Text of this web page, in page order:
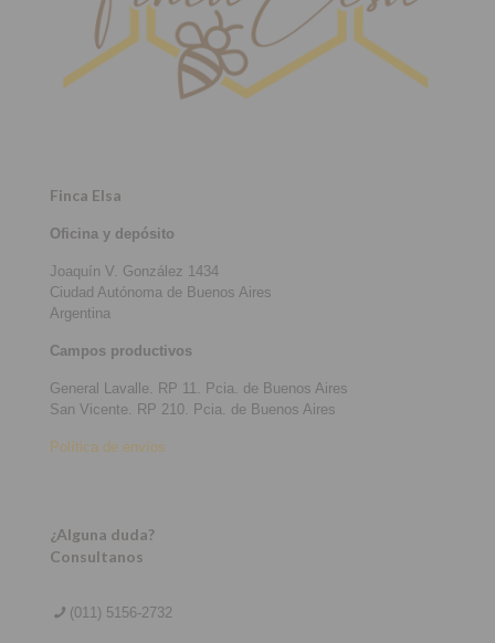
Finca Elsa
Oficina y depósito
Joaquín V. González 1434
Ciudad Autónoma de Buenos Aires
Argentina
Campos productivos
General Lavalle. RP 11. Pcia. de Buenos Aires
San Vicente. RP 210. Pcia. de Buenos Aires
Política de envíos
¿Alguna duda?
Consultanos
(011) 5156-2732